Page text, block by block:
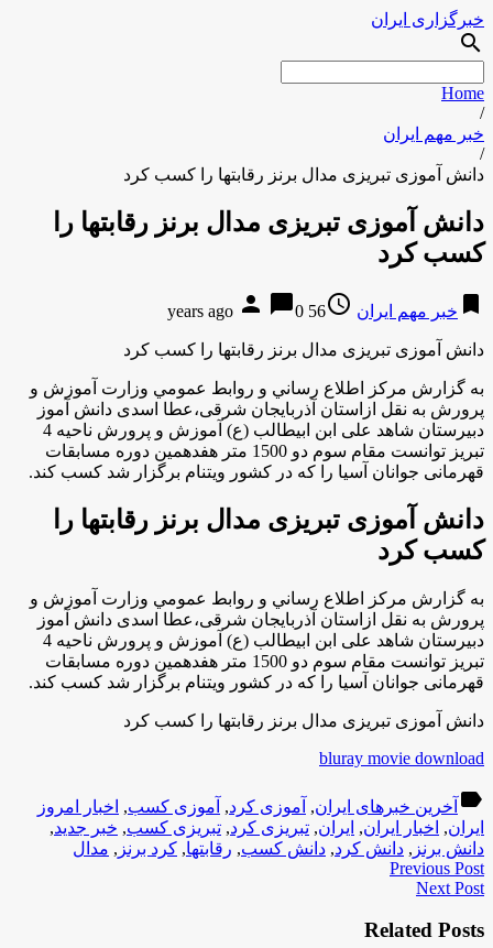
خبرگزاری ایران
search
Home
/
خبر مهم ایران
/
دانش آموزی تبریزی مدال برنز رقابتها را کسب کرد
دانش آموزی تبریزی مدال برنز رقابتها را
کسب کرد
bookmark خبر مهم ایران access_time
56 years ago
person chat_bubble0
دانش آموزی تبریزی مدال برنز رقابتها را کسب کرد
به گزارش مركز اطلاع رساني و روابط عمومي وزارت آموزش و
پرورش به نقل ازاستان آذربایجان شرقی،عطا اسدی دانش آموز
دبیرستان شاهد علی ابن ابیطالب (ع) آموزش و پرورش ناحیه 4
تبریز توانست مقام سوم دو 1500 متر هفدهمین دوره مسابقات
قهرمانی جوانان آسیا را که در کشور ویتنام برگزار شد کسب كند.
دانش آموزی تبریزی مدال برنز رقابتها را
کسب کرد
به گزارش مركز اطلاع رساني و روابط عمومي وزارت آموزش و
پرورش به نقل ازاستان آذربایجان شرقی،عطا اسدی دانش آموز
دبیرستان شاهد علی ابن ابیطالب (ع) آموزش و پرورش ناحیه 4
تبریز توانست مقام سوم دو 1500 متر هفدهمین دوره مسابقات
قهرمانی جوانان آسیا را که در کشور ویتنام برگزار شد کسب كند.
دانش آموزی تبریزی مدال برنز رقابتها را کسب کرد
bluray movie download
label آخرین خبرهای ایران, آموزی کرد, آموزی کسب, اخبار امروز
ایران, اخبار ایران, ایران, تبریزی کرد, تبریزی کسب, خبر جدید,
دانش برنز , دانش کرد, دانش کسب, رقابتها, کرد برنز , مدال
Previous Post
Next Post
Related Posts